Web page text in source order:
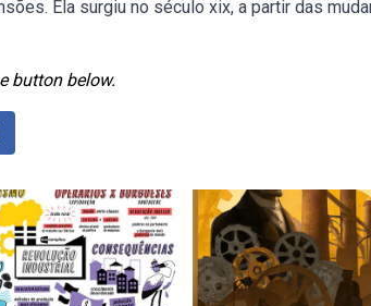
Ela surgiu no século xix, a partir das
button below.